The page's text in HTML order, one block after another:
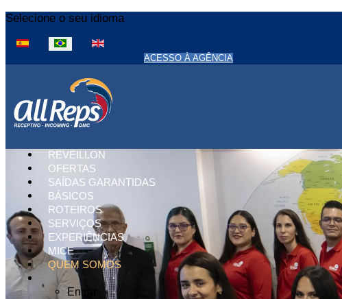
Selecione o seu idioma
ACESSO À AGÊNCIA
REVEILLON
OFERTAS
SAÍDAS GARANTIDAS
BÁSICOS
ROTEIROS
SERVIÇOS
EXPERIÊNCIAS
MICE
QUEM SOMOS
Entrar